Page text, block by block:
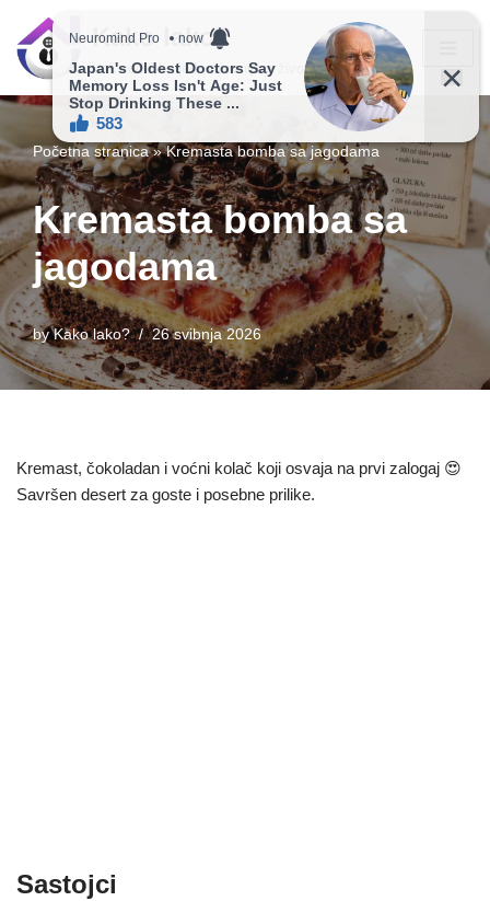
Skip
content
Kako lako?
Vaš vodič ka jednostavnijem životu!
Početna stranica»Kremasta bomba sa jagodama
Kremasta bomba sa
jagodama
byKako lako? 26 svibnja 2026
Kremast, čokoladan i voćni kolač koji osvaja na prvi zalogaj 😍
Savršen desert za goste i posebne prilike.
Sastojci